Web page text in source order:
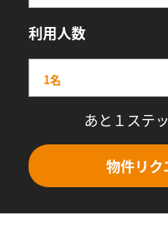
利用人数
あと１ステ
物件リク